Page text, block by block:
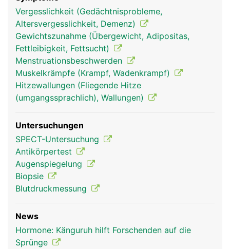
Endokrines-
System Frau
Endokrines-
System Mann
Kopf Links Mann
Vergesslichkeit (Gedächtnisprobleme,
Altersvergesslichkeit, Demenz)
Gewichtszunahme (Übergewicht, Adipositas,
Fettleibigkeit, Fettsucht)
Menstruationsbeschwerden
Muskelkrämpfe (Krampf, Wadenkrampf)
Hitzewallungen (Fliegende Hitze
(umgangssprachlich), Wallungen)
Untersuchungen
SPECT-Untersuchung
Antikörpertest
Augenspiegelung
Biopsie
Blutdruckmessung
News
Hormone: Känguruh hilft Forschenden auf die
Sprünge